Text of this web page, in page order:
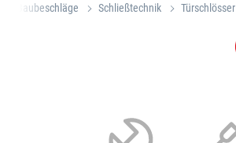
Baubeschläge Schließtechnik Türschlösser